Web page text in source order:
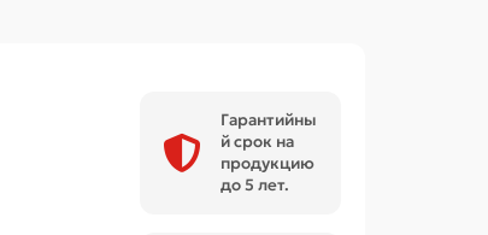
Гарантийны
й срок на
продукцию
до 5 лет.